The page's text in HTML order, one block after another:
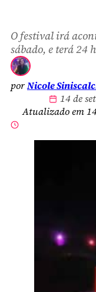
O festival irá
sábado, e terá 24
porNicole
14 de
Atualizado em